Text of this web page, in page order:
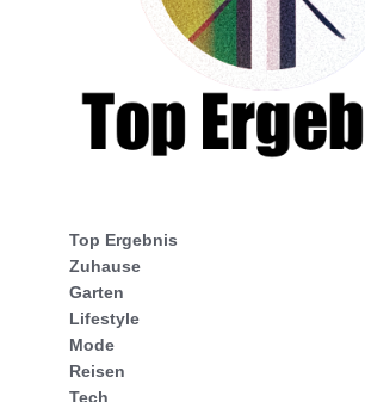
Top Ergebnis
Zuhause
Garten
Lifestyle
Mode
Reisen
Tech